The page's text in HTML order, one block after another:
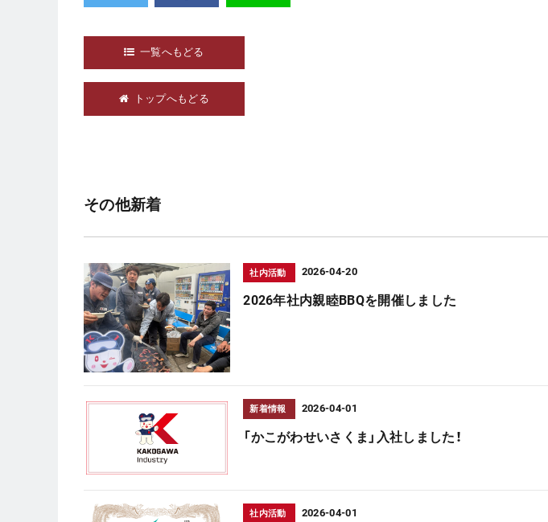
一覧へもどる
トップへもどる
その他新着
社内活動 2026-04-20
2026年社内親睦BBQを開催しました
新着情報 2026-04-01
「かこがわせいさくま」入社しました！
社内活動 2026-04-01